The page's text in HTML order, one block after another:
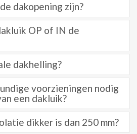
dakopening zijn?
OP of IN de
dakhelling?
voorzieningen nodig
een dakluik?
dikker is dan 250 mm?